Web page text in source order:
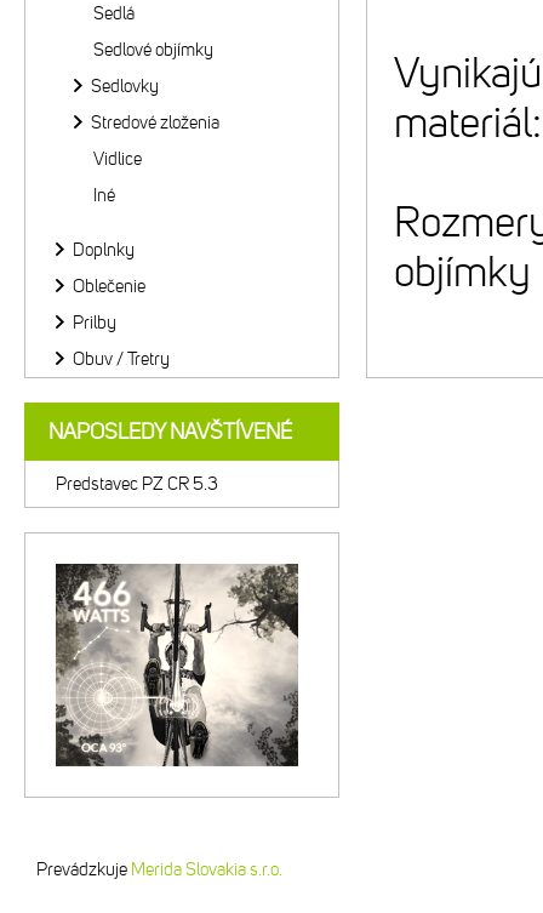
objímky
Sedlá
Sedlové objímky
Sedlovky
Stredové zloženia
Vidlice
Iné
Doplnky
Oblečenie
Prilby
Obuv / Tretry
NAPOSLEDY NAVŠTÍVENÉ
Predstavec PZ CR 5.3
Prevádzkuje Merida Slovakia s.r.o.